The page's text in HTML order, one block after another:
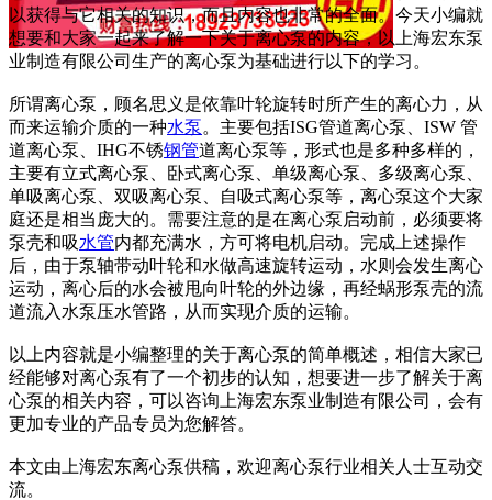
以获得与它相关的知识，而且内容也非常的全面。今天小编就
想要和大家一起来了解一下关于离心泵的内容，以上海宏东泵
业制造有限公司生产的离心泵为基础进行以下的学习。
所谓离心泵，顾名思义是依靠叶轮旋转时所产生的离心力，从
而来运输介质的一种水泵。主要包括ISG管道离心泵、ISW 管
道离心泵、IHG不锈钢管道离心泵等，形式也是多种多样的，
主要有立式离心泵、卧式离心泵、单级离心泵、多级离心泵、
单吸离心泵、双吸离心泵、自吸式离心泵等，离心泵这个大家
庭还是相当庞大的。需要注意的是在离心泵启动前，必须要将
泵壳和吸水管内都充满水，方可将电机启动。完成上述操作
后，由于泵轴带动叶轮和水做高速旋转运动，水则会发生离心
运动，离心后的水会被甩向叶轮的外边缘，再经蜗形泵壳的流
道流入水泵压水管路，从而实现介质的运输。
以上内容就是小编整理的关于离心泵的简单概述，相信大家已
经能够对离心泵有了一个初步的认知，想要进一步了解关于离
心泵的相关内容，可以咨询上海宏东泵业制造有限公司，会有
更加专业的产品专员为您解答。
本文由上海宏东离心泵供稿，欢迎离心泵行业相关人士互动交
流。